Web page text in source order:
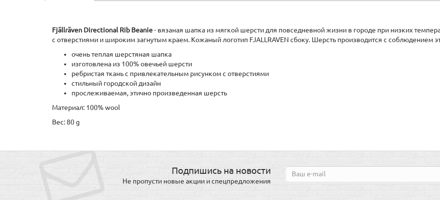
Fjällräven Directional Rib Beanie- вязаная шапка из мягкой шерсти для повседневной жизни в городе при низких
с отверстиями и широким загнутым краем. Кожаный логотип FJALLRAVEN сбоку. Шерсть производится с соблюдением
очень теплая шерстяная шапка
изготовлена из 100% овечьей шерсти
ребристая ткань с привлекательным рисунком с отверстиями
стильный городской дизайн
прослеживаемая, этично произведенная шерсть
Материал: 100% wool
Вес: 80 g
Подпишись на новости
Не пропусти новые акции и спецпредложения